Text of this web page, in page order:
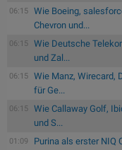
06:15
Wie Boeing,
Chevron und...
06:15
Wie Deutsche
und Zal...
06:15
Wie Manz, Wirecard,
für Ge...
06:15
Wie Callaway Golf,
und S...
01:09 Purina als erster NIQ